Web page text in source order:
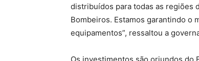
distribuídos para todas as regiões
Bombeiros. Estamos garantindo o
equipamentos”, ressaltou a